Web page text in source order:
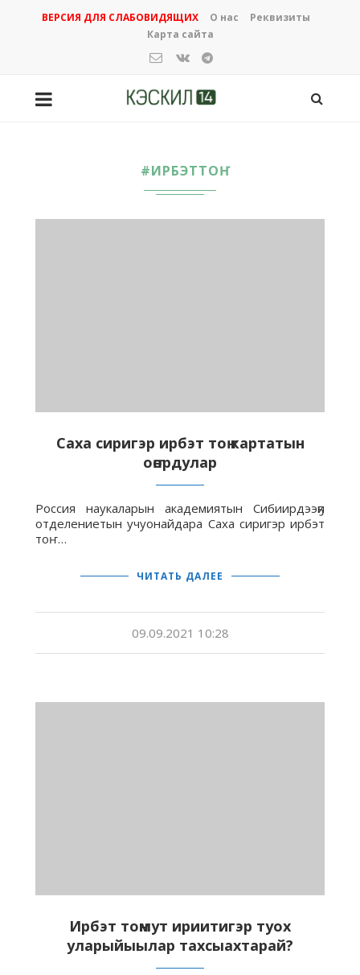
ВЕРСИЯ ДЛЯ СЛАБОВИДЯЩИХ О нас
Реквизиты
Карта сайта
#ИРБЭТТОҤ
Саха сиригэр ирбэт тоҥ картатын
оҥордулар
Россия наукаларын академиятын Сибиирдээҕи
отделениетын учуонайдара Саха сиригэр ирбэт
тоҥ…
ЧИТАТЬ ДАЛЕЕ
09.09.2021 10:28
Ирбэт тоҥмут ириитигэр туох
уларыйыылар тахсыахтарай?